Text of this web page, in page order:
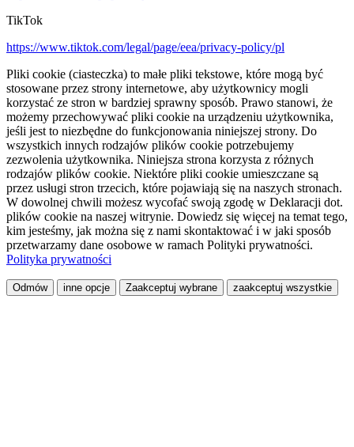
TikTok
https://www.tiktok.com/legal/page/eea/privacy-policy/pl
Pliki cookie (ciasteczka) to małe pliki tekstowe, które mogą być
stosowane przez strony internetowe, aby użytkownicy mogli
korzystać ze stron w bardziej sprawny sposób. Prawo stanowi, że
możemy przechowywać pliki cookie na urządzeniu użytkownika,
jeśli jest to niezbędne do funkcjonowania niniejszej strony. Do
wszystkich innych rodzajów plików cookie potrzebujemy
zezwolenia użytkownika. Niniejsza strona korzysta z różnych
rodzajów plików cookie. Niektóre pliki cookie umieszczane są
przez usługi stron trzecich, które pojawiają się na naszych stronach.
W dowolnej chwili możesz wycofać swoją zgodę w Deklaracji dot.
plików cookie na naszej witrynie. Dowiedz się więcej na temat tego,
kim jesteśmy, jak można się z nami skontaktować i w jaki sposób
przetwarzamy dane osobowe w ramach Polityki prywatności.
Polityka prywatności
Odmów inne opcje Zaakceptuj wybrane zaakceptuj wszystkie